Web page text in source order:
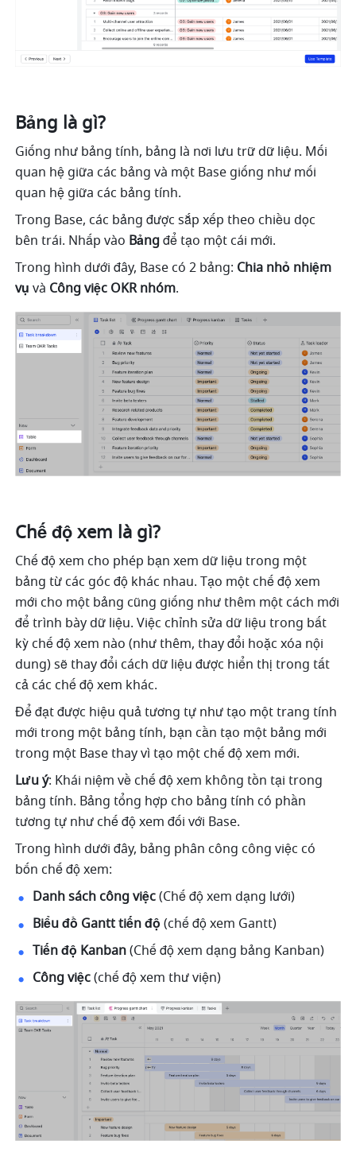
Bảng là gì?
Giống như bảng tính, bảng là nơi lưu trữ dữ liệu. Mối
quan hệ giữa các bảng và một Base giống như mối
quan hệ giữa các bảng tính.
Trong Base, các bảng được sắp xếp theo chiều dọc
bên trái. Nhấp vào Bảng để tạo một cái mới.
Trong hình dưới đây, Base có 2 bảng: Chia nhỏ nhiệm
vụ và Công việc OKR nhóm.
Chế độ xem là gì?
Chế độ xem cho phép bạn xem dữ liệu trong một
bảng từ các góc độ khác nhau. Tạo một chế độ xem
mới cho một bảng cũng giống như thêm một cách mới
để trình bày dữ liệu. Việc chỉnh sửa dữ liệu trong bất
kỳ chế độ xem nào (như thêm, thay đổi hoặc xóa nội
dung) sẽ thay đổi cách dữ liệu được hiển thị trong tất
cả các chế độ xem khác.
Để đạt được hiệu quả tương tự như tạo một trang tính
mới trong một bảng tính, bạn cần tạo một bảng mới
trong một Base thay vì tạo một chế độ xem mới.
Lưu ý: Khái niệm về chế độ xem không tồn tại trong
bảng tính. Bảng tổng hợp cho bảng tính có phần
tương tự như chế độ xem đối với Base.
Trong hình dưới đây, bảng phân công công việc có
bốn chế độ xem:
Danh sách công việc (Chế độ xem dạng lưới)
Biểu đồ Gantt tiến độ (chế độ xem Gantt)
Tiến độ Kanban (Chế độ xem dạng bảng Kanban)
Công việc (chế độ xem thư viện)